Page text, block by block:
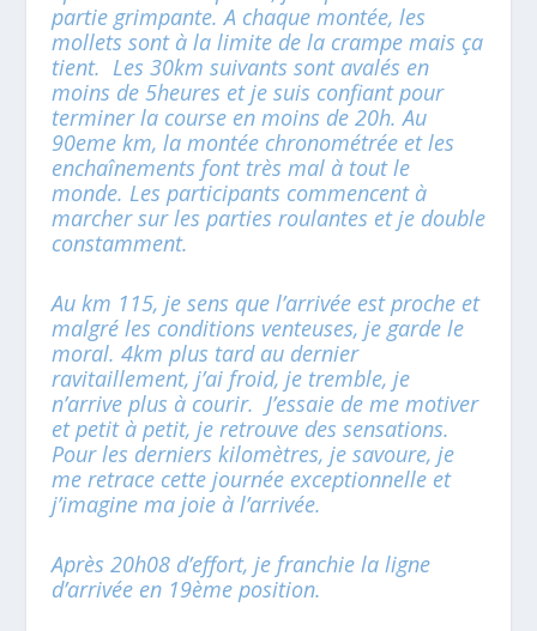
partie grimpante. A chaque montée, les
mollets sont à la limite de la crampe mais ça
tient. Les 30km suivants sont avalés en
moins de 5heures et je suis confiant pour
terminer la course en moins de 20h. Au
90eme km, la montée chronométrée et les
enchaînements font très mal à tout le
monde. Les participants commencent à
marcher sur les parties roulantes et je double
constamment.
Au km 115, je sens que l’arrivée est proche et
malgré les conditions venteuses, je garde le
moral. 4km plus tard au dernier
ravitaillement, j’ai froid, je tremble, je
n’arrive plus à courir. J’essaie de me motiver
et petit à petit, je retrouve des sensations.
Pour les derniers kilomètres, je savoure, je
me retrace cette journée exceptionnelle et
j’imagine ma joie à l’arrivée.
Après 20h08 d’effort, je franchie la ligne
d’arrivée en 19ème position.